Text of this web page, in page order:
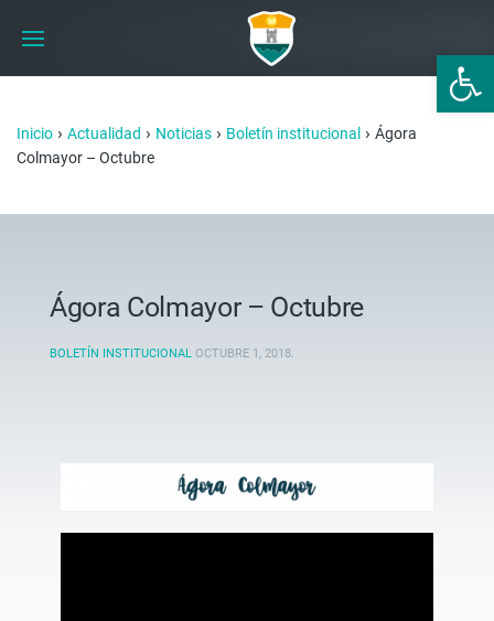
Abrir
Inicio › Actualidad › Noticias › Boletín institucional › Ágora
Colmayor – Octubre
Ágora Colmayor – Octubre
BOLETÍN INSTITUCIONAL OCTUBRE 1, 2018.